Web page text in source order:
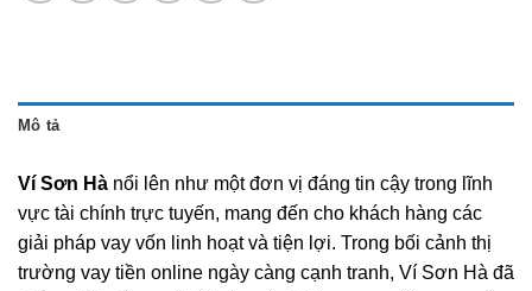
Mô tả
Ví Sơn Hà nổi lên như một đơn vị đáng tin cậy trong lĩnh
vực tài chính trực tuyến, mang đến cho khách hàng các
giải pháp vay vốn linh hoạt và tiện lợi. Trong bối cảnh thị
trường vay tiền online ngày càng cạnh tranh, Ví Sơn Hà đã